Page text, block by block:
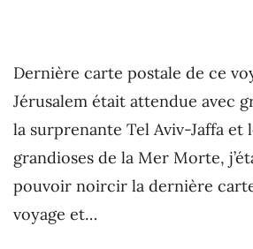
Dernière carte postale de ce
Jérusalem était attendue avec
la surprenante Tel Aviv-Jaffa et
grandioses de la Mer Morte,
pouvoir noircir la dernière
voyage et…